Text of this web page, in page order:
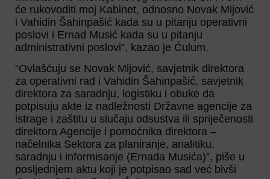
će rukovoditi moj Kabinet, odnosno Novak Mijović
i Vahidin Šahinpašić kada su u pitanju operativni
poslovi i Ernad Musić kada su u pitanju
administrativni poslovi”, kazao je Ćulum.
“Ovlašćuju se Novak Mijović, savjetnik direktora
za operativni rad i Vahidin Šahinpašić, savjetnik
direktora za saradnju, logistiku i obuke da
potpisuju akte iz nadležnosti Državne agencije za
istrage i zaštitu u slučaju odsustva ili spriječenosti
direktora Agencije i pomoćnika direktora –
načelnika Sektora za planiranje, analitiku,
saradnju i informisanje (Ernada Musića)”, piše u
posljednjem aktu koji je potpisao sad već bivši